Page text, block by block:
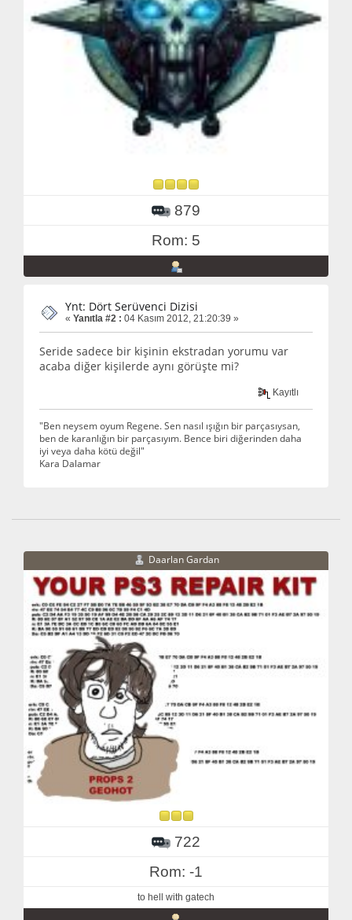
879
Rom: 5
Ynt: Dört Serüvenci Dizisi
« Yanıtla #2 : 04 Kasım 2012, 21:20:39 »
Seride sadece bir kişinin ekstradan yorumu var
acaba diğer kişilerde aynı görüşte mi?
Kayıtlı
"Ben neysem oyum Regene. Sen nasıl ışığın bir parçasıysan,
ben de karanlığın bir parçasıyım. Bence biri diğerinden daha
iyi veya daha kötü değil"
Kara Dalamar
Daarlan Gardan
722
Rom: -1
to hell with gatech